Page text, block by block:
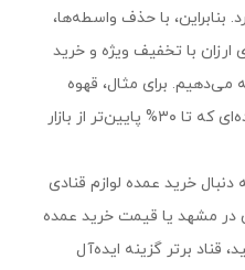
بنابراین، با حذف واسطه‌ها،
ارزان با تخفیف ویژه و خرید
می‌دهیم. برای مثال، قهوه
عربیکا تازه با قیمت‌های عمده‌ای که تا ۳۰% پایین‌تر از بازار
دنبال خرید عمده لوازم قنادی
در مشهد یا قیمت خرید عمده
قناد برتر گزینه ایده‌آل